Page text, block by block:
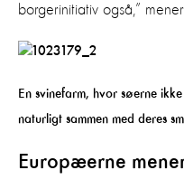
borgerinitiativ også,” mener
En svinefarm, hvor søerne
naturligt sammen med deres
Europæerne